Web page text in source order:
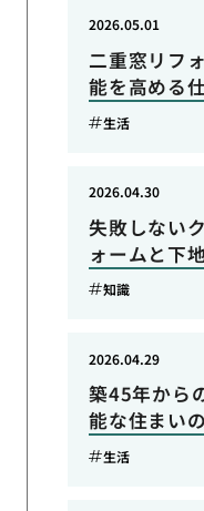
二重窓リフ
能を高める
2026.05.01
生活
失敗しない
ォームと下
2026.04.30
知識
築45年から
能な住まい
2026.04.29
生活